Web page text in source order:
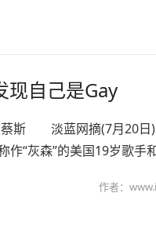
现自己是Gay
蔡斯 淡蓝网摘(7月20日)
作“灰森”的美国19岁歌手
作者：